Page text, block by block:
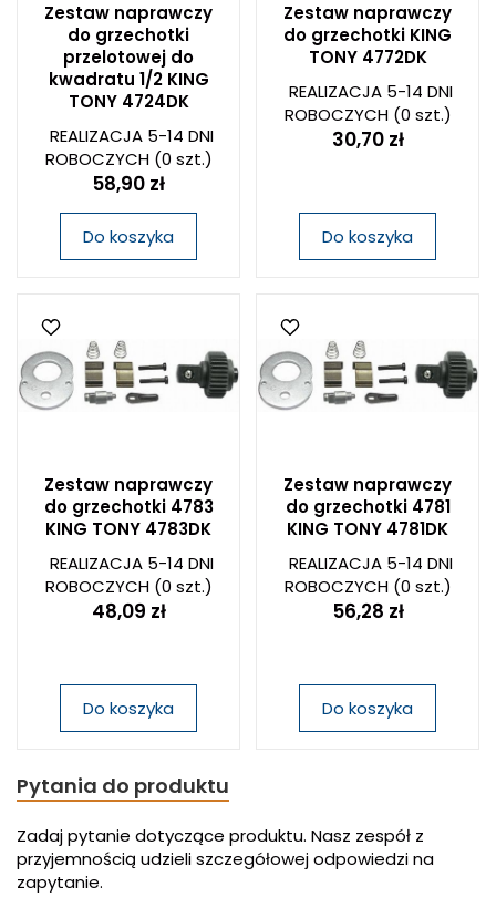
Zestaw naprawczy
do grzechotki
przelotowej do
kwadratu 1/2 KING
TONY 4724DK
REALIZACJA 5-14 DNI
ROBOCZYCH(0 szt.)
58,90 zł
Do koszyka
Zestaw naprawczy
do grzechotki KING
TONY 4772DK
REALIZACJA 5-14 DNI
ROBOCZYCH(0 szt.)
30,70 zł
Do koszyka
Zestaw naprawczy
do grzechotki 4783
KING TONY 4783DK
REALIZACJA 5-14 DNI
ROBOCZYCH(0 szt.)
48,09 zł
Do koszyka
Zestaw naprawczy
do grzechotki 4781
KING TONY 4781DK
REALIZACJA 5-14 DNI
ROBOCZYCH(0 szt.)
56,28 zł
Do koszyka
Pytania do produktu
Zadaj pytanie dotyczące produktu. Nasz zespół z
przyjemnością udzieli szczegółowej odpowiedzi na
zapytanie.